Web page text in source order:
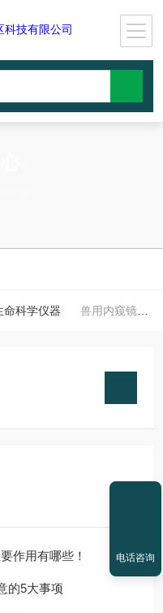
命科学仪器 兽用内窥镜肠胃镜
用有哪些！
的5大事项
电话咨询